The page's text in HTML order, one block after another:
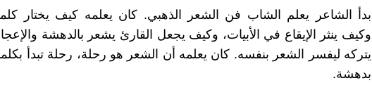
بدأ الشاعر يعلم الشاب فن الشعر الذهبي. كان يعلمه كيف يختار
وكيف ينثر الإيقاع في الأبيات، وكيف يجعل القارئ يشعر بالدهشة
يتركه ليفسر الشعر بنفسه. كان يعلمه أن الشعر هو رحلة، رحلة تبدأ
بدهشة.